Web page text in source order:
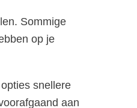
Sommige
op je
snellere
aan